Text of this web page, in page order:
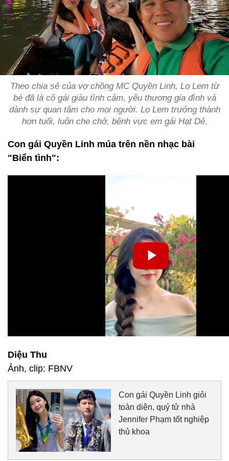
Theo chia sẻ của vợ chồng MC Quyền Linh, Lọ Lem từ
bé đã là cô gái giàu tình cảm, yêu thương gia đình và
dành sự quan tâm cho mọi người. Lọ Lem trưởng thành
hơn tuổi, luôn che chở, bênh vực em gái Hạt Dẻ.
Con gái Quyền Linh múa trên nền nhạc bài
"Biển tình":
Diệu Thu
Ảnh, clip: FBNV
Con gái Quyền Linh giỏi
toàn diện, quý tử nhà
Jennifer Phạm tốt nghiệp
thủ khoa